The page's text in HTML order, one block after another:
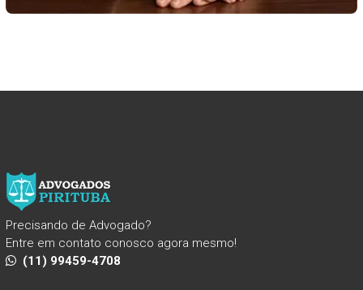
Precisando de Advogado?
Entre em contato conosco agora mesmo!
(11) 99459-4708